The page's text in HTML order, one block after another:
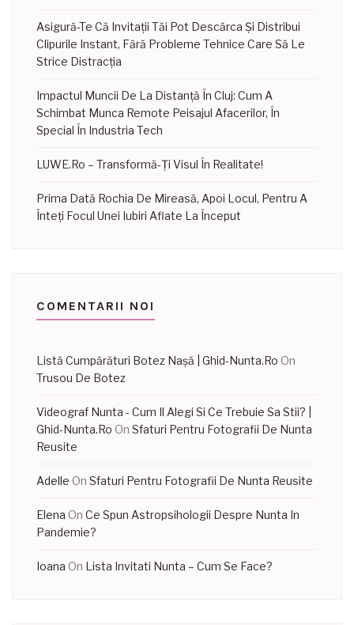
Asigură-Te Că Invitații Tăi Pot Descărca Și Distribui
Clipurile Instant, Fără Probleme Tehnice Care Să Le
Strice Distracția
Impactul Muncii De La Distanță În Cluj: Cum A
Schimbat Munca Remote Peisajul Afacerilor, În
Special În Industria Tech
LUWE.ro – Transformă-Ți Visul În Realitate!
Prima Dată Rochia De Mireasă, Apoi Locul, Pentru A
Înteți Focul Unei Iubiri Aflate La Început
COMENTARII NOI
Listă Cumpărături Botez Nașă | Ghid-Nunta.Ro On
Trusou De Botez
Videograf Nunta - Cum Il Alegi Si Ce Trebuie Sa Stii? |
Ghid-Nunta.Ro On Sfaturi Pentru Fotografii De Nunta
Reusite
Adelle On Sfaturi Pentru Fotografii De Nunta Reusite
Elena On Ce Spun Astropsihologii Despre Nunta In
Pandemie?
Ioana On Lista Invitati Nunta – Cum Se Face?